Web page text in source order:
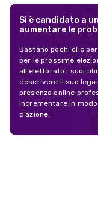
Si è candidato a
aumentare le
Bastano pochi clic
per le prossime
all’elettorato i suoi
descrivere il suo
presenza online
incrementare in
d’azione.